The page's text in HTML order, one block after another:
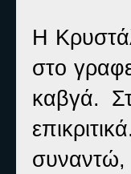
Η
στο
καβγά.
συναντώ,